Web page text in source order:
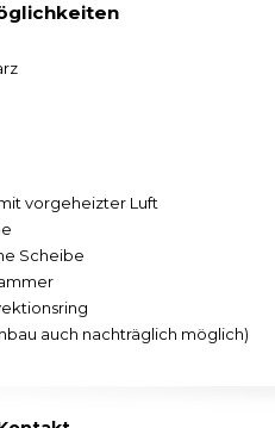
vorgeheizter Luft
Scheibe
auch nachträglich möglich)